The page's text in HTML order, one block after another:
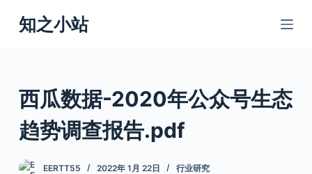
跳
过
知之小站
西瓜数据-2020年公众号生态
趋势调查报告.pdf
EERTT55 2022年 1月 22日 行业研究